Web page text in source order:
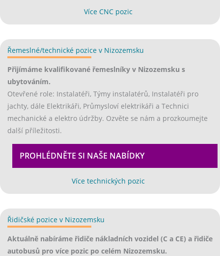
Více CNC pozic
Řemeslné/technické pozice v Nizozemsku
Přijímáme kvalifikované řemeslníky v Nizozemsku s
ubytováním.
Otevřené role: Instalatéři, Týmy instalatérů, Instalatéři pro
jachty, dále Elektrikáři, Průmysloví elektrikáři a Technici
mechanické a elektro údržby. Ozvěte se nám a prozkoumejte
další příležitosti.
PROHLÉDNĚTE SI NAŠE NABÍDKY
Více technických pozic
Řidičské pozice v Nizozemsku
Aktuálně nabíráme řidiče nákladních vozidel (C a CE) a řidiče
autobusů pro více pozic po celém Nizozemsku.